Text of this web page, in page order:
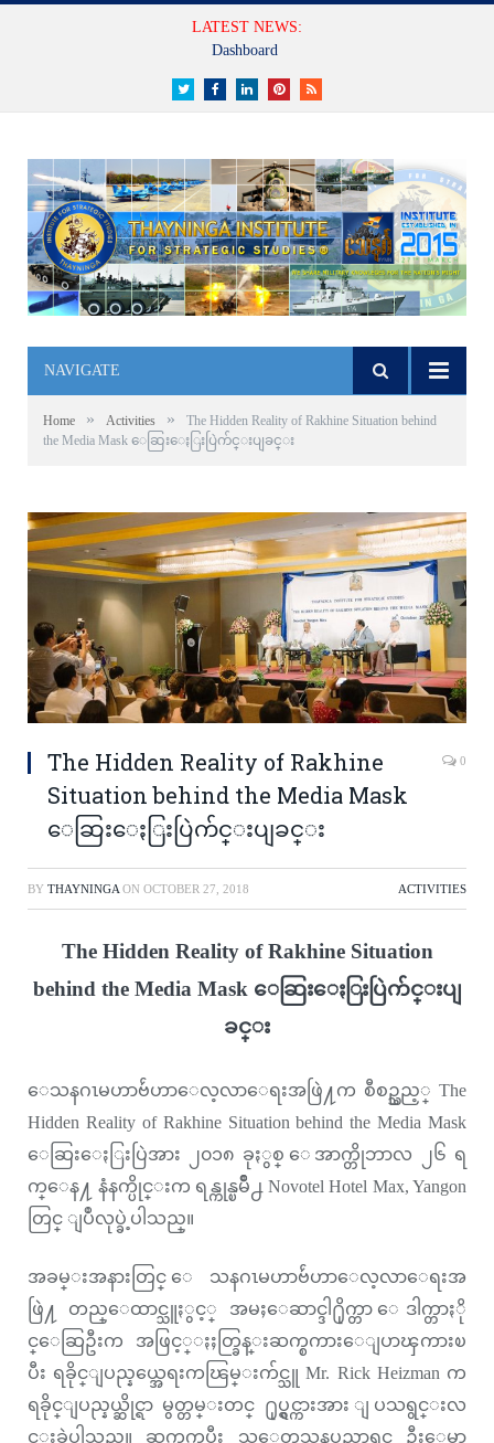
LATEST NEWS:
Dashboard
TwitterFacebookLinkedInPinterestRSS
NAVIGATE
Home » Activities »
The Hidden Reality of Rakhine Situation behind
the Media Mask ေဆြးေႏြးပြဲက်င္းပျခင္း
The Hidden Reality of Rakhine
Situation behind the Media Mask
ေဆြးေႏြးပြဲက်င္းပျခင္း
0
BY THAYNINGA ON OCTOBER 27, 2018 ACTIVITIES
The Hidden Reality of Rakhine Situation
behind the Media Mask ေဆြးေႏြးပြဲက်င္းပျ
ခင္း
ေသနဂၤမဟာဗ်ဴဟာေလ့လာေရးအဖြဲ႔က စီစဥ္သည့္ The
Hidden Reality of Rakhine Situation behind the Media Mask
ေဆြးေႏြးပြဲအား ၂၀၁၈ ခုႏွစ္ ေအာက္တိုဘာလ ၂၆ ရ
က္ေန႔ နံနက္ပိုင္းက ရန္ကုန္ၿမိဳ႕ Novotel Hotel Max, Yangon
တြင္ ျပဳလုပ္ခဲ့ပါသည္။
အခမ္းအနားတြင္ ေသနဂၤမဟာဗ်ဴဟာေလ့လာေရးအ
ဖြဲ႔ တည္ေထာင္သူႏွင့္ အမႈေဆာင္ဒါ႐ိုက္တာ ေဒါက္တာႏို
င္ေဆြဦးက အဖြင့္ႏႈတ္ခြန္းဆက္စကားေျပာၾကားၿ
ပီး ရခိုင္ျပည္နယ္အေရးကၽြမ္းက်င္သူ Mr. Rick Heizman က
ရခိုင္ျပည္နယ္ဆိုင္ရာ မွတ္တမ္းတင္ ႐ုပ္ရွင္ကားအား ျပသရွင္းလ
င္းခဲ့ပါသည္။ ဆက္လက္ၿပီး သုေတသနပညာရွင္ ဦးေမာ